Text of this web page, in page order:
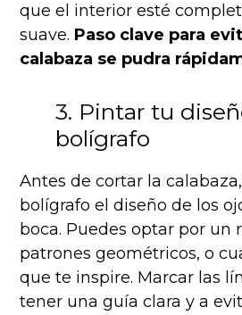
que el interior esté
suave. Paso clave para
calabaza se pudra
3. Pintar tu
bolígrafo
Antes de cortar la
bolígrafo el diseño de los
boca. Puedes optar por un
patrones geométricos, o
que te inspire. Marcar las
tener una guía clara y a